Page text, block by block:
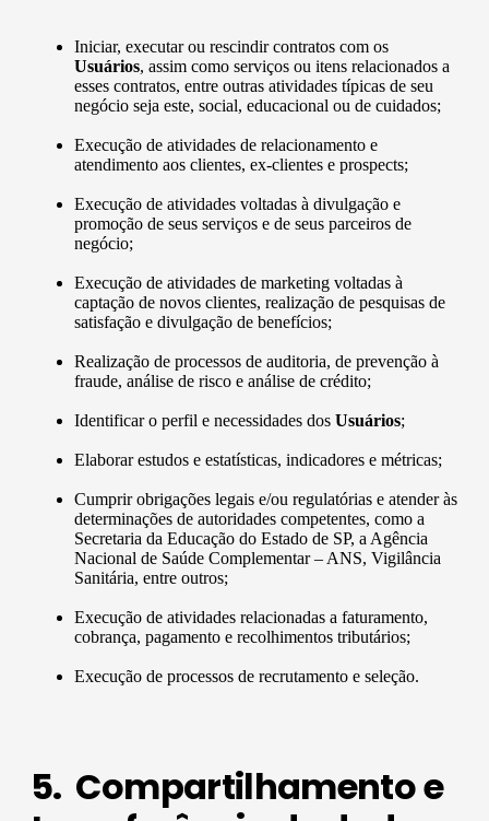
Iniciar, executar ou rescindir contratos com os
Usuários, assim como serviços ou itens relacionados a
esses contratos, entre outras atividades típicas de seu
negócio seja este, social, educacional ou de cuidados;
Execução de atividades de relacionamento e
atendimento aos clientes, ex-clientes e prospects;
Execução de atividades voltadas à divulgação e
promoção de seus serviços e de seus parceiros de
negócio;
Execução de atividades de marketing voltadas à
captação de novos clientes, realização de pesquisas de
satisfação e divulgação de benefícios;
Realização de processos de auditoria, de prevenção à
fraude, análise de risco e análise de crédito;
Identificar o perfil e necessidades dos Usuários;
Elaborar estudos e estatísticas, indicadores e métricas;
Cumprir obrigações legais e/ou regulatórias e atender às
determinações de autoridades competentes, como a
Secretaria da Educação do Estado de SP, a Agência
Nacional de Saúde Complementar – ANS, Vigilância
Sanitária, entre outros;
Execução de atividades relacionadas a faturamento,
cobrança, pagamento e recolhimentos tributários;
Execução de processos de recrutamento e seleção.
5. Compartilhamento e